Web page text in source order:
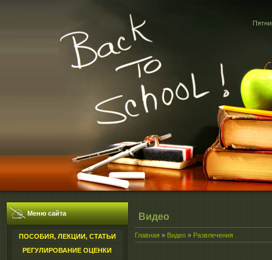
Меню сайта
ПОСОБИЯ, ЛЕКЦИИ, СТАТЬИ
РЕГУЛИРОВАНИЕ ОЦЕНКИ
Видео
Главная » Видео » Развлечения